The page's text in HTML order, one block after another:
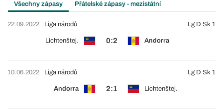
Všechny zápasy Přátelské zápasy - mezistátní
22.09.2022
Lichtenštej. 0:2 Andorra
Liga národů Lg D Sk 1
10.06.2022
Andorra 2:1 Lichtenštej.
Liga národů Lg D Sk 1